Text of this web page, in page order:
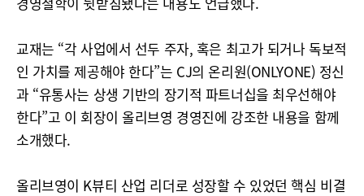
교재는 “각 사업에서 선두 주자, 혹은 최고가 되거나 독보적
인 가치를 제공해야 한다”는 CJ의 온리원(ONLYONE) 정신
과 “유통사는 상생 기반의 장기적 파트너십을 최우선해야
한다”고 이 회장이 올리브영 경영진에 강조한 내용을 함께
소개했다.
올리브영이 K뷰티 산업 리더로 성장할 수 있었던 핵심 비결